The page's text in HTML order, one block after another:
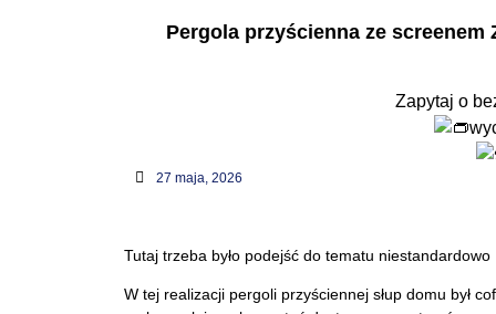
Tel. : 786 686 686
Pergola przyścienna ze
Zapytaj o
27 maja, 2026
Tutaj trzeba było podejść do tematu niestandardowo
W tej realizacji pergoli przyściennej słup domu był